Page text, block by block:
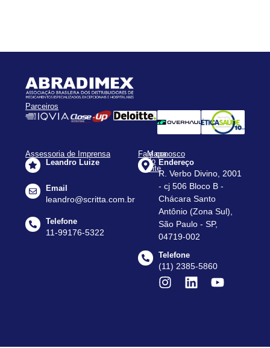
Parceiros
Assessoria de Imprensa
Leandro Luize
Email
leandro@scritta.com.br
Telefone
11-99176-5322
Mapa
do
Site
Apresentação
Assessorias
Agenda
do
Setor
Contato
Fale conosco
Endereço
R. Verbo Divino, 2001
- cj 506 Bloco B -
Chácara Santo
Antônio (Zona Sul),
São Paulo - SP,
04719-002
Telefone
(11) 2385-5860